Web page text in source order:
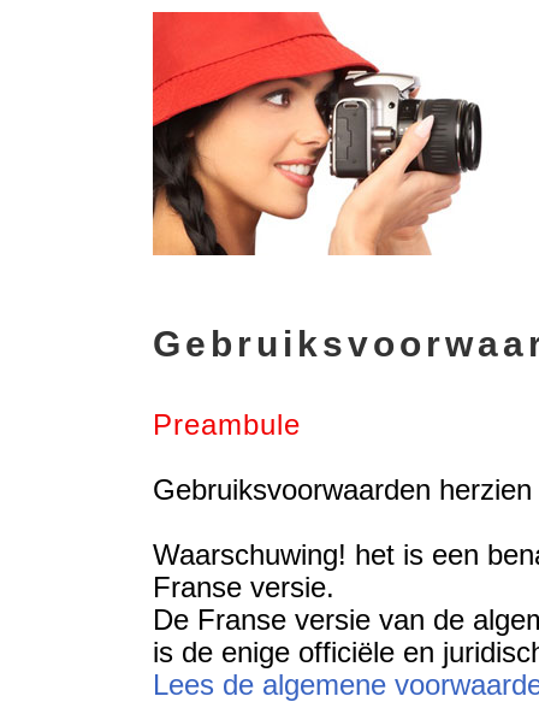
Preambule
Gebruiksvoorwaarden
Waarschuwing! het is een
Franse versie.
De Franse versie van de
is de enige officiële en
Lees de algemene